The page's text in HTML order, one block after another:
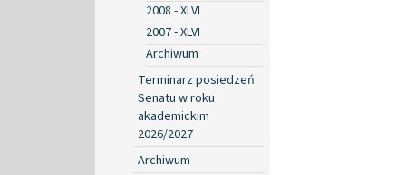
2008 - XLVI
2007 - XLVI
Archiwum
Terminarz posiedzeń
Senatu w roku
akademickim
2026/2027
Archiwum